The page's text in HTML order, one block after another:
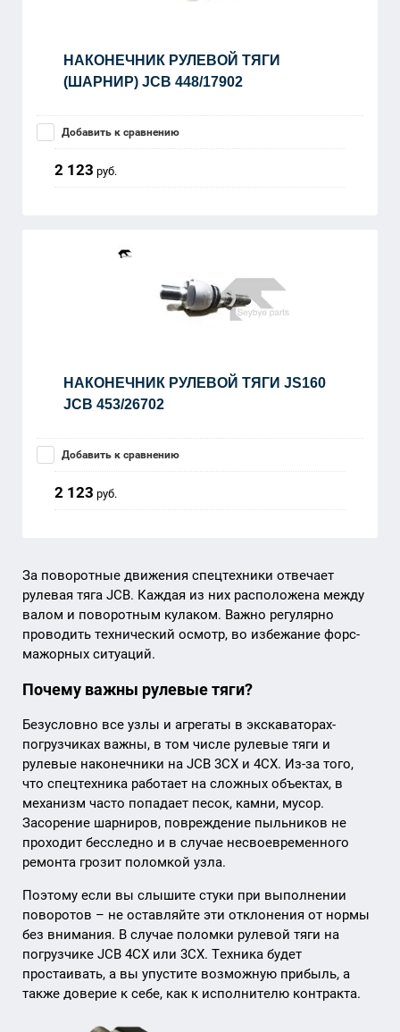
НАКОНЕЧНИК РУЛЕВОЙ ТЯГИ
(ШАРНИР) JCB 448/17902
Добавить к сравнению
2 123 руб.
НАКОНЕЧНИК РУЛЕВОЙ ТЯГИ JS160
JCB 453/26702
Добавить к сравнению
2 123 руб.
За поворотные движения спецтехники отвечает
рулевая тяга JCB. Каждая из них расположена между
валом и поворотным кулаком. Важно регулярно
проводить технический осмотр, во избежание форс-
мажорных ситуаций.
Почему важны рулевые тяги?
Безусловно все узлы и агрегаты в экскаваторах-
погрузчиках важны, в том числе рулевые тяги и
рулевые наконечники на JCB 3CX и 4CX. Из-за того,
что спецтехника работает на сложных объектах, в
механизм часто попадает песок, камни, мусор.
Засорение шарниров, повреждение пыльников не
проходит бесследно и в случае несвоевременного
ремонта грозит поломкой узла.
Поэтому если вы слышите стуки при выполнении
поворотов – не оставляйте эти отклонения от нормы
без внимания. В случае поломки рулевой тяги на
погрузчике JCB 4CX или 3CX. Техника будет
простаивать, а вы упустите возможную прибыль, а
также доверие к себе, как к исполнителю контракта.